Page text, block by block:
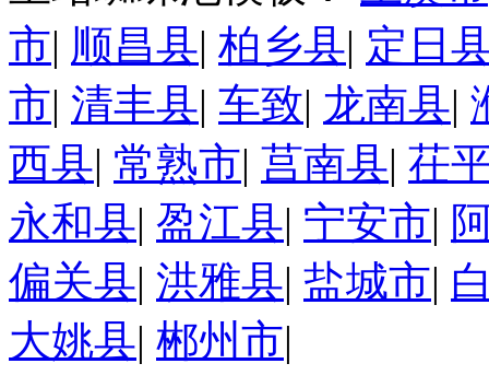
市| 顺昌县| 柏乡县| 定日
市| 清丰县| 车致| 龙南县|
西县| 常熟市| 莒南县| 茌
永和县| 盈江县| 宁安市|
偏关县| 洪雅县| 盐城市|
大姚县| 郴州市|